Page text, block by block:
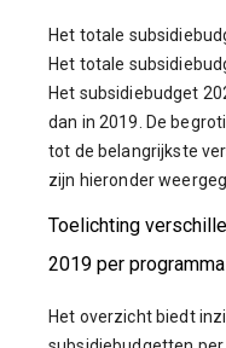
Het totale
Het totale
Het subsidiebudget
dan in 2019. De
tot de belangrijkste
zijn hieronder
Toelichting
2019 per programma
Het overzicht biedt